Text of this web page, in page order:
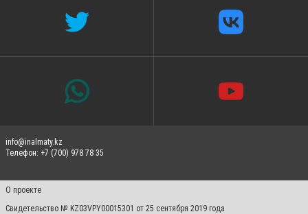
info@inalmaty.kz
Телефон: +7 (700) 978 78 35
О проекте
Свидетельство № KZ03VPY00015301 от 25 сентября 2019 года